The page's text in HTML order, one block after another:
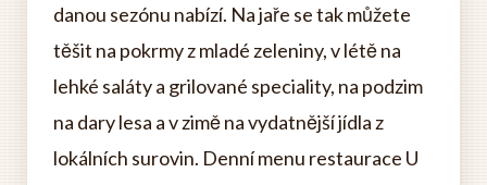
danou sezónu nabízí. Na jaře se tak můžete
těšit na pokrmy z mladé zeleniny, v létě na
lehké saláty a grilované speciality, na podzim
na dary lesa a v zimě na vydatnější jídla z
lokálních surovin. Denní menu restaurace U